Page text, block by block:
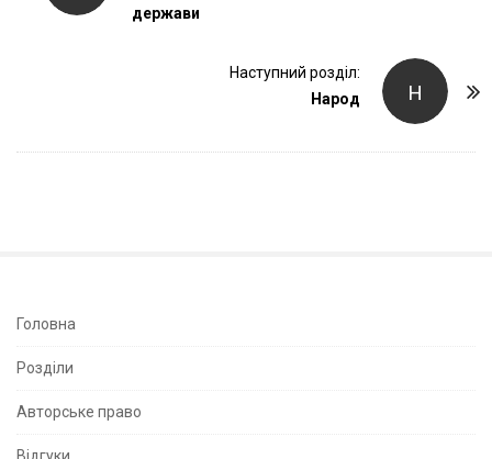
держави
Н
Наступний розділ:
Народ
S
e
S
Головна
Розділи
Авторське право